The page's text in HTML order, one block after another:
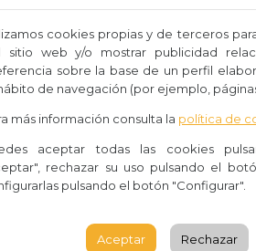
fascinantes como el
de Medina del Campo y la
que esta última lleva
templo, os
de Santa Maríapara explorar el
a su tamaño y fusión de
cookies propias y de terceros
sitio web y/o mostrar publicidad
sobre la base de un perfil
de navegación (por ejemplo, páginas
más información consulta la política de
aceptar todas las cookies
rechazar su uso pulsando el
pulsando el botón "Configurar".
Aceptar Rechazar